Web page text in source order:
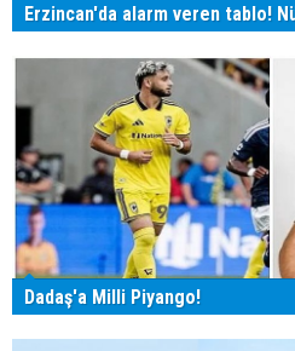
Erzincan'da alarm veren tablo!
Dadaş'a Milli Piyango!